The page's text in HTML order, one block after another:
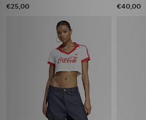
€25,00 €40,00